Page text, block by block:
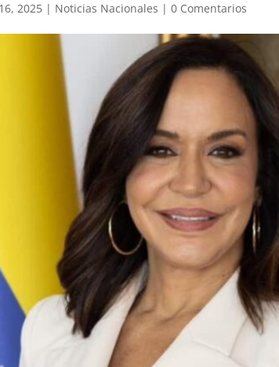
2025 | Noticias Nacionales |0 Comentarios